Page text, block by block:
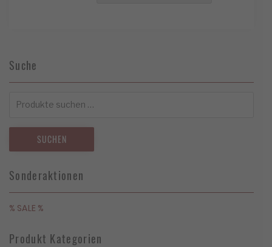
Suche
nach:
SUCHEN
Sonderaktionen
% SALE %
Produkt Kategorien